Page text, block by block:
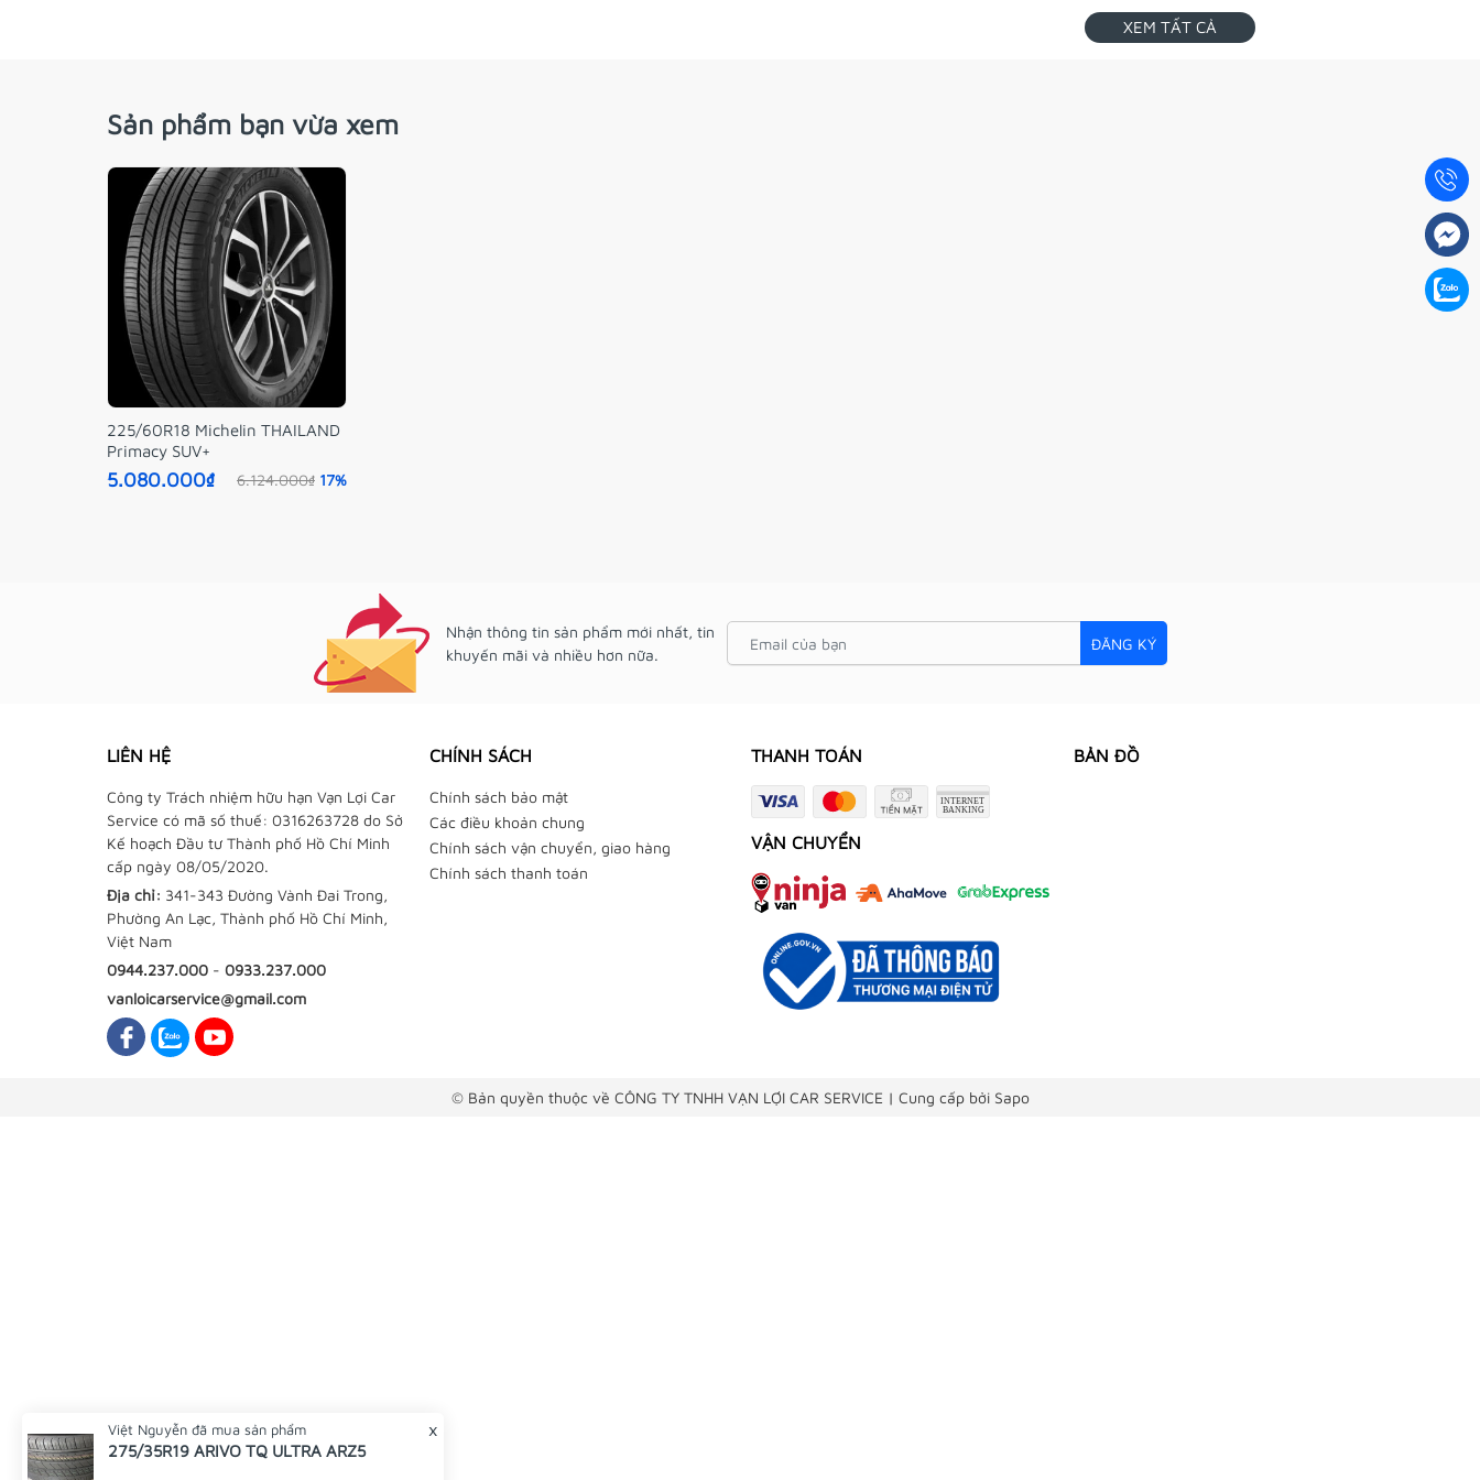
XEM TẤT CẢ
Sản phẩm bạn vừa xem
225/60R18 Michelin THAILAND
Primacy SUV+
5.080.000₫ 6.124.000₫ 17%
Nhận thông tin sản phẩm mới nhất, tin
khuyến mãi và nhiều hơn nữa.
ĐĂNG KÝ
LIÊN HỆ
Công ty Trách nhiệm hữu hạn Vạn Lợi Car
Service có mã số thuế: 0316263728 do Sở
Kế hoạch Đầu tư Thành phố Hồ Chí Minh
cấp ngày 08/05/2020.
Địa chỉ: 341-343 Đường Vành Đai Trong,
Phường An Lạc, Thành phố Hồ Chí Minh,
Việt Nam
0944.237.000 - 0933.237.000
vanloicarservice@gmail.com
CHÍNH SÁCH
Chính sách bảo mật
Các điều khoản chung
Chính sách vận chuyển, giao hàng
Chính sách thanh toán
THANH TOÁN
VẬN CHUYỂN
BẢN ĐỒ
© Bản quyền thuộc về CÔNG TY TNHH VẠN LỢI CAR SERVICE | Cung cấp bởi Sapo
x
Việt Nguyễn đã mua sản phẩm
275/35R19 ARIVO TQ ULTRA ARZ5